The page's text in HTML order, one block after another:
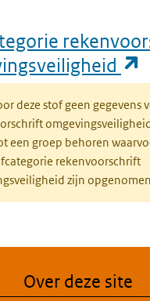
deze stof geen gegevens
een groep behoren
rekenvoorschrift
zijn
Over deze site